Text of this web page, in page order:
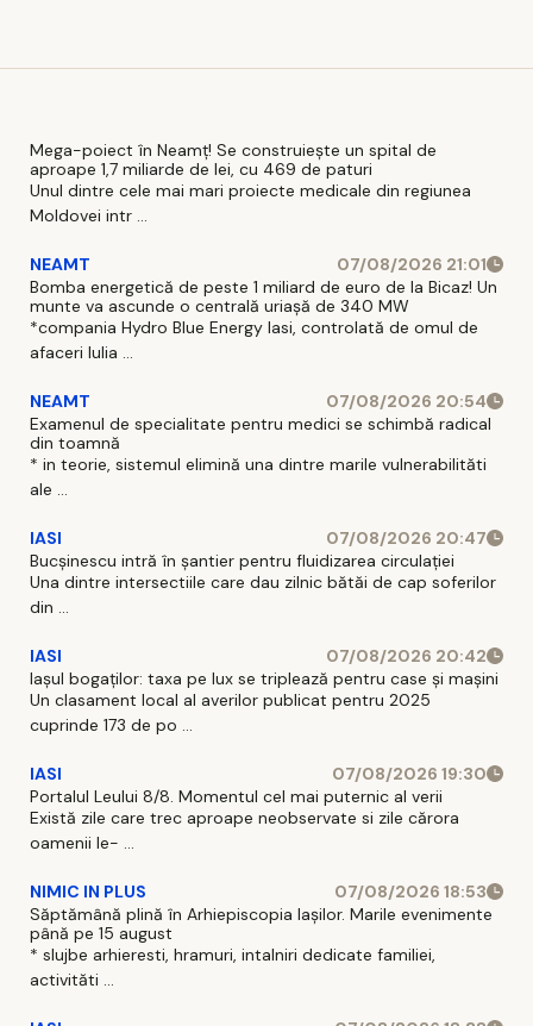
taxele în
două zile
Mega-poiect în Neamț! Se construiește un spital de
aproape 1,7 miliarde de lei, cu 469 de paturi
Unul dintre cele mai mari proiecte medicale din regiunea
Moldovei intr ...
NEAMT
07/08/2026 21:01
Bomba energetică de peste 1 miliard de euro de la Bicaz! Un
munte va ascunde o centrală uriașă de 340 MW
*compania Hydro Blue Energy Iasi, controlată de omul de
afaceri Iulia ...
NEAMT
07/08/2026 20:54
Examenul de specialitate pentru medici se schimbă radical
din toamnă
* in teorie, sistemul elimină una dintre marile vulnerabilităti
ale ...
IASI
07/08/2026 20:47
Bucșinescu intră în șantier pentru fluidizarea circulației
Una dintre intersectiile care dau zilnic bătăi de cap soferilor
din ...
IASI
07/08/2026 20:42
Iașul bogaților: taxa pe lux se triplează pentru case și mașini
Un clasament local al averilor publicat pentru 2025
cuprinde 173 de po ...
IASI
07/08/2026 19:30
Portalul Leului 8/8. Momentul cel mai puternic al verii
Există zile care trec aproape neobservate si zile cărora
oamenii le- ...
NIMIC IN PLUS
07/08/2026 18:53
Săptămână plină în Arhiepiscopia Iașilor. Marile evenimente
până pe 15 august
* slujbe arhieresti, hramuri, intalniri dedicate familiei,
activităti ...